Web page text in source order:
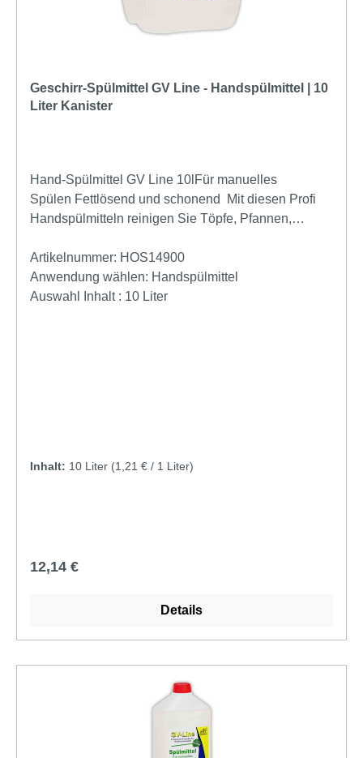
Geschirr-Spülmittel GV Line - Handspülmittel | 10
Liter Kanister
Hand-Spülmittel GV Line 10lFür manuelles
Spülen Fettlösend und schonend Mit diesen Profi
Handspülmitteln reinigen Sie Töpfe, Pfannen,
wirtschaftlich. Das Preisgünstiges,
umweltfreundliches Geschirrspülmittel eignet sich
auch als Neutralreiniger für Fußböden, Fenster,
Artikelnummer: HOS14900
Anwendung wählen: Handspülmittel
Auswahl Inhalt : 10 Liter
Inhalt: 10 Liter (1,21 € / 1 Liter)
Regulärer Preis:
12,14 €
Details